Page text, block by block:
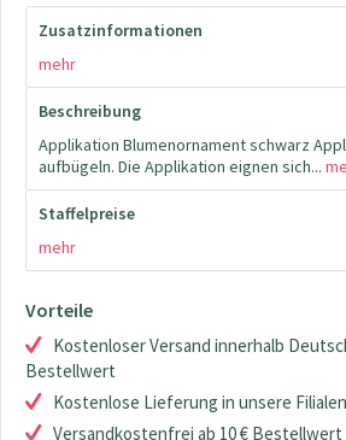
Zusatzinformationen
mehr
Beschreibung
Applikation Blumenornament schwarz
aufbügeln. Die Applikation eignen sich...
Staffelpreise
mehr
Vorteile
Kostenloser Versand innerhalb
Bestellwert
Kostenlose Lieferung in unsere Filialen
Versandkostenfrei ab 10 €